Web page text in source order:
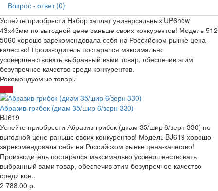
Вопрос - ответ (0)
Успейте приобрести Набор заплат универсальных UP6new
43х43мм по выгодной цене раньше своих конкурентов! Модель 512
5060 хорошо зарекомендовала себя на Российском рынке цена-
качество! Производитель постарался максимально
усовершенствовать выбранный вами товар, обеспечив этим
безупречное качество среди конкурентов.
Рекомендуемые товары
Абразив-грибок (диам 35/шир 6/зерн 330)
BJ619
Успейте приобрести Абразив-грибок (диам 35/шир 6/зерн 330) по
выгодной цене раньше своих конкурентов! Модель BJ619 хорошо
зарекомендовала себя на Российском рынке цена-качество!
Производитель постарался максимально усовершенствовать
выбранный вами товар, обеспечив этим безупречное качество
среди кон..
2 788.00 р.